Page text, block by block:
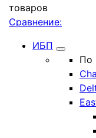
товаров
Сравнение:
ИБП
По